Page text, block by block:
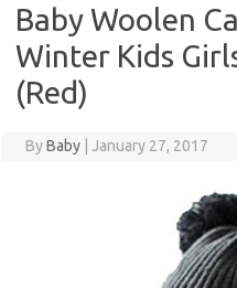
Baby Woolen
Winter Kids
(Red)
ByBaby January 27, 2017